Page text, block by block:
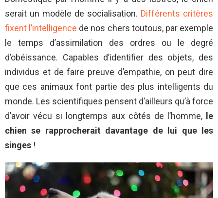
serait un modèle de socialisation. Différents critères
fixent l’intelligence de nos chers toutous, par exemple
le temps d’assimilation des ordres ou le degré
d’obéissance. Capables d’identifier des objets, des
individus et de faire preuve d’empathie, on peut dire
que ces animaux font partie des plus intelligents du
monde. Les scientifiques pensent d’ailleurs qu’à force
d’avoir vécu si longtemps aux côtés de l’homme,
le
chien se rapprocherait davantage de lui que les
singes !